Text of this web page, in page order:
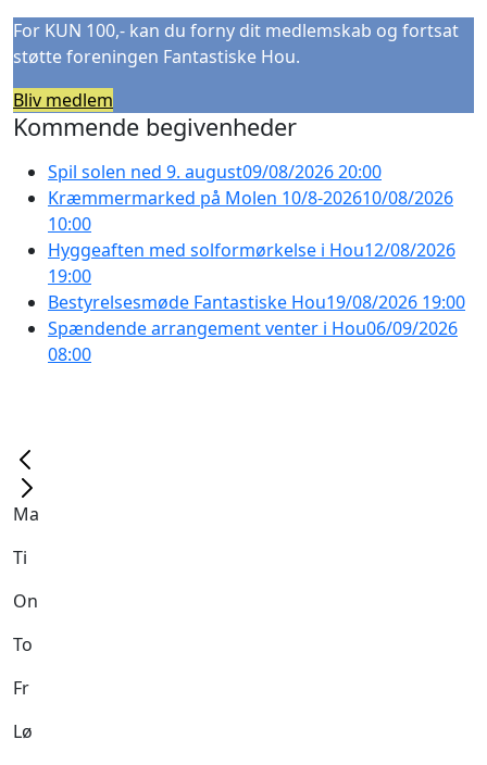
For KUN 100,- kan du forny dit medlemskab og fortsat
støtte foreningen Fantastiske Hou.
Bliv medlem
Kommende begivenheder
Spil solen ned 9. august09/08/2026 20:00
Kræmmermarked på Molen 10/8-202610/08/2026
10:00
Hyggeaften med solformørkelse i Hou12/08/2026
19:00
Bestyrelsesmøde Fantastiske Hou19/08/2026 19:00
Spændende arrangement venter i Hou06/09/2026
08:00
Ma
Ti
On
To
Fr
Lø